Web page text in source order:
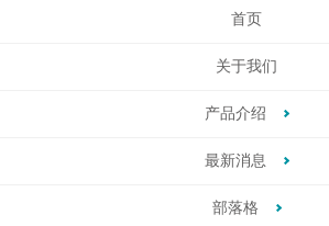
首页
关于我们
产品介绍
最新消息
部落格